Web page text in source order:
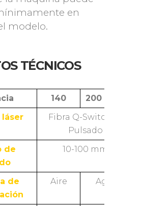
en
modelo.
TÉCNICOS
140 200
Fibra Q-Switched
Pulsado
de
10-100 mm
de
Aire Agua